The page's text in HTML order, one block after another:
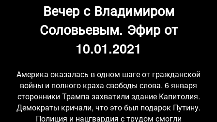
Вечер с Владимиром
Соловьевым. Эфир от
10.01.2021
Америка оказалась в одном шаге от гражданской
войны и полного краха свободы слова. 6 января
сторонники Трампа захватили здание Капитолия.
Демократы кричали, что это был подарок Путину.
Полиция и нацгвардия с трудом смогли